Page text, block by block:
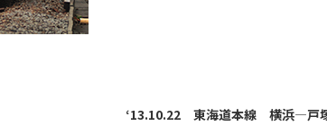
‘13.10.22 東海道本線 横浜―戸